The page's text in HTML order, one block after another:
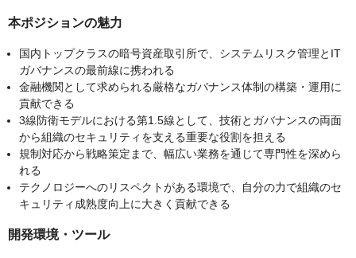
本ポジションの魅力
国内トップクラスの暗号資産取引所で、システムリスク管理とIT
ガバナンスの最前線に携われる
金融機関として求められる厳格なガバナンス体制の構築・運用に
貢献できる
3線防衛モデルにおける第1.5線として、技術とガバナンスの両面
から組織のセキュリティを支える重要な役割を担える
規制対応から戦略策定まで、幅広い業務を通じて専門性を深めら
れる
テクノロジーへのリスペクトがある環境で、自分の力で組織のセ
キュリティ成熟度向上に大きく貢献できる
開発環境・ツール